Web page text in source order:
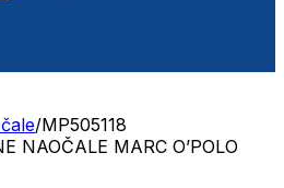
/MP505118
NAOČALE MARC O’POLO